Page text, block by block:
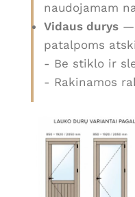
naudojamam
Vidaus durys —
patalpoms
- Be stiklo ir
- Rakinamos